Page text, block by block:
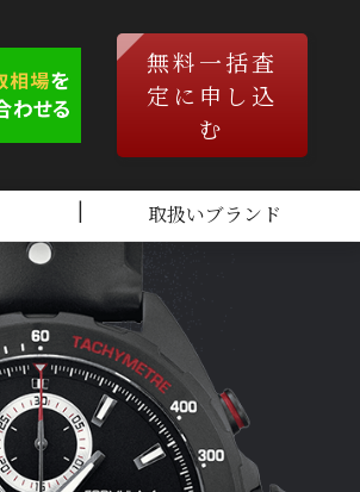
無料一括査
定に申し込
む
取扱いブランド